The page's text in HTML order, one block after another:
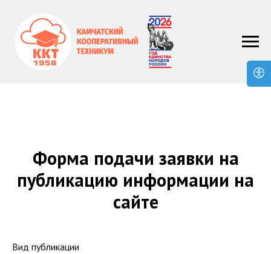
Форма подачи заявки на
публикацию информации на
сайте
Вид публикации